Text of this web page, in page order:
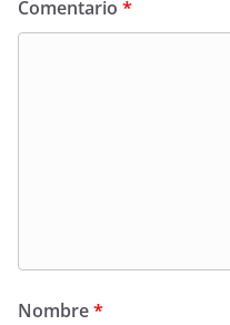
Comentario *
Nombre*